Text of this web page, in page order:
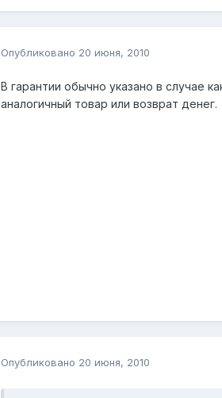
Опубликовано 20 июня, 2010
В гарантии обычно указано в случае
аналогичный товар или возврат денег.
Опубликовано 20 июня, 2010